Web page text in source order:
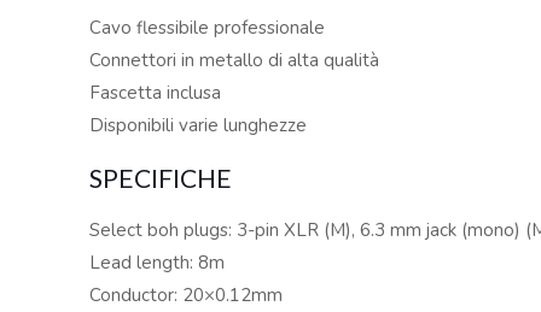
Cavo flessibile professionale
Connettori in metallo di alta qualità
Fascetta inclusa
Disponibili varie lunghezze
SPECIFICHE
Select boh plugs: 3-pin XLR (M), 6.3 mm jack (mono)
Lead length: 8m
Conductor: 20×0.12mm